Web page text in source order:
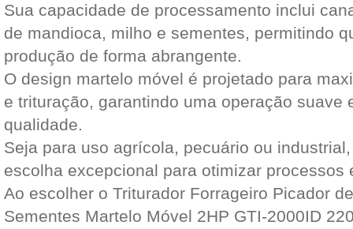
Sua capacidade de processamento inclui
de mandioca, milho e sementes, permitindo
produção de forma abrangente.
O design martelo móvel é projetado para
e trituração, garantindo uma operação suave
qualidade.
Seja para uso agrícola, pecuário ou
escolha excepcional para otimizar processos
Ao escolher o Triturador Forrageiro Picador
Sementes Martelo Móvel 2HP GTI-2000ID